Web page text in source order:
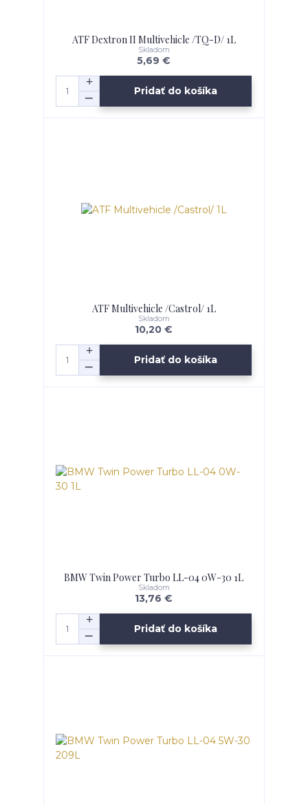
ATF Dextron II Multivehicle /TQ-D/ 1L
5,69 €
Skladom
Pridať do košíka
ATF Multivehicle /Castrol/ 1L
10,20 €
Skladom
Pridať do košíka
BMW Twin Power Turbo LL-04 0W-30 1L
13,76 €
Skladom
Pridať do košíka